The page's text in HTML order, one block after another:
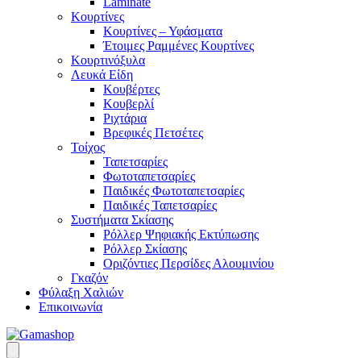
Κουρτίνες
Κουρτίνες – Υφάσματα
Έτοιμες Ραμμένες Κουρτίνες
Κουρτινόξυλα
Λευκά Είδη
Κουβέρτες
Κουβερλί
Ριχτάρια
Βρεφικές Πετσέτες
Τοίχος
Ταπετσαρίες
Φωτοταπετσαρίες
Παιδικές Φωτοταπετσαρίες
Παιδικές Ταπετσαρίες
Συστήματα Σκίασης
Ρόλλερ Ψηφιακής Εκτύπωσης
Ρόλλερ Σκίασης
Οριζόντιες Περσίδες Αλουμινίου
Γκαζόν
Φύλαξη Χαλιών
Επικοινωνία